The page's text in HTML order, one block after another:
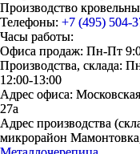
Производство
Телефоны: +7 (495) 504-
Часы работы:
Офиса продаж: Пн-Пт
Производства, склада:
12:00-13:00
Адрес офиса:
27а
Адрес производства
микрорайон